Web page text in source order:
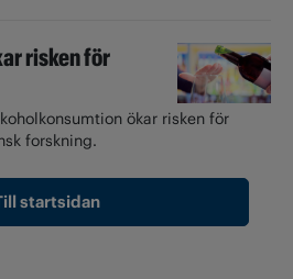
risken för
ökar risken för
forskning.
startsidan